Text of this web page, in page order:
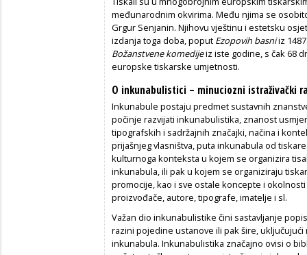
međunarodnim okvirima. Među njima se
Grgur Senjanin. Njihovu vještinu i estetsku
izdanja toga doba, poput Ezopovih basniiz
Božanstvene komedijeiz iste godine, s čak 68
europske tiskarske umjetnosti.
O inkunabulistici – minuciozni istraživački
Inkunabule postaju predmet sustavnih
počinje razvijati inkunabulistika, znanost
tipografskih i sadržajnih značajki, načina i
prijašnjeg vlasništva, puta inkunabula od
kulturnoga konteksta u kojem se organizira
inkunabula, ili pak u kojem se organiziraju
promocije, kao i sve ostale koncepte i
proizvođače, autore, tipografe, imatelje i sl.
Važan dio inkunabulistike čini sastavljanje
razini pojedine ustanove ili pak šire,
inkunabula. Inkunabulistika značajno ovisi o